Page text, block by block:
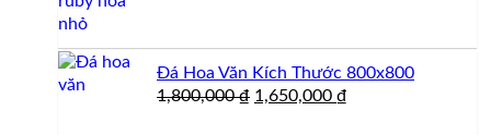
mộ
ốp
đá
cương
Đá Hoa Văn Kích Thước 800x800
1,800,000₫ Giá
1,650,000 ₫